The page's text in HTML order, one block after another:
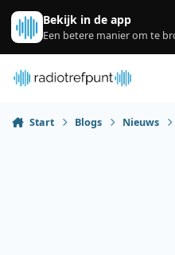
Spring naar bijdragen
Bekijk in de app
Een betere manier om te
Start Blogs Nieuws